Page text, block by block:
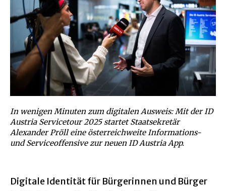
In wenigen Minuten zum digitalen Ausweis: Mit der ID
Austria Servicetour 2025 startet Staatsekretär
Alexander Pröll eine österreichweite Informations-
und Serviceoffensive zur neuen ID Austria App.
Digitale Identität für Bürgerinnen und Bürger